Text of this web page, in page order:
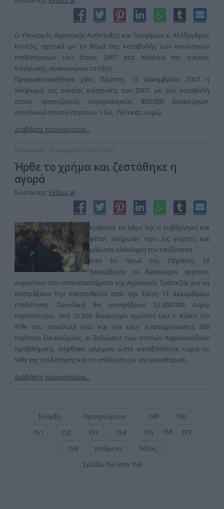
Ο Υπουργός Αγροτικής Ανάπτυξης και Τροφίμων κ. Αλέξανδρος
Κοντός, σχετικά με το θέμα της καταβολής των κοινοτικών
επιδοτήσεων του έτους 2007 στα πλαίσια της ενιαίας
ενίσχυσης, ανακοινώνει τα εξής:
Πραγματοποιήθηκε χθες Πέμπτη, 13 Δεκεμβρίου 2007 η
πληρωμή της ενιαίας ενίσχυσης του 2007, με την καταβολή
στους τραπεζικούς λογαριασμούς 820.000 δικαιούχων,
συνολικού ποσού περίπου 1 δις. 750 εκατ. ευρώ.
Διαβάστε περισσότερα...
Παρασκευή, 14 Δεκεμβρίου 2007 04:22
Ήρθε το χρήμα και ζεστάθηκε η
αγορά
Συντάκτης: Eidisis.gr
Κράτησε το λόγο της η κυβέρνηση και
φέτος πλήρωσε πριν τις γιορτές και
μάλιστα ολόκληρη την επιδότηση.
Από το πρωί της Πέμπτης 13
Δεκεμβρίου οι δικαιούχοι αγρότες
συρρέουν στα υποκαταστήματα της Αγροτικής Τράπεζας για να
εισπράξουν την κατατεθείσα από την Τρίτη 11 Δεκεμβρίου
επιδότηση. Συνολικά θα εισπράξουν 52.000.000 ευρώ
περσσότεροι από 12.500 δικαιούχοι αγρότες του ν. Κιλκίς (το
97% του συνόλου) ενώ και για τους εναπομείναντες 300
περίπου δικαιούχους, οι δηλώσεις των οποίων παρουσιάζουν
προβλήματα, λήφθηκε μέριμνα ώστε καταβάλλεται τώρα το
50% της επιδότησης και το υπόλοιπο με την εκκαθάριση.
Διαβάστε περισσότερα...
Έναρξη Προηγούμενο 149
150
151
152 153 154 155 156
157
158
Επόμενο
Τέλος
Σελίδα 156 από 158